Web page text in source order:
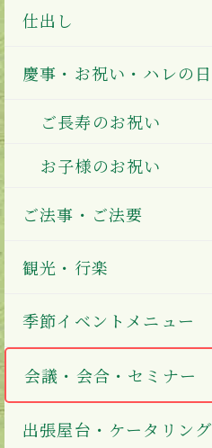
仕出し
慶事・お祝い・ハレの日
ご長寿のお祝い
お子様のお祝い
ご法事・ご法要
観光・行楽
季節イベントメニュー
会議・会合・セミナー
出張屋台・ケータリング